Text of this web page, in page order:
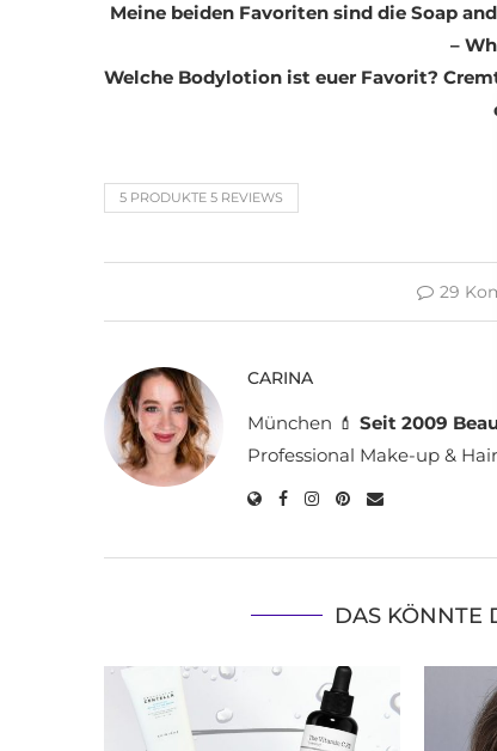
Meine beiden Favoriten sind die Soap
–
Welche Bodylotion ist euer Favorit?
5 PRODUKTE 5 REVIEWS
29
CARINA
München 💄 Seit 2009
Professional Make-up &
DAS KÖNNTE